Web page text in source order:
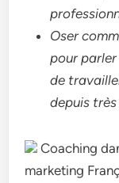
Oser
pour parler
de
depuis
Coaching
marketing